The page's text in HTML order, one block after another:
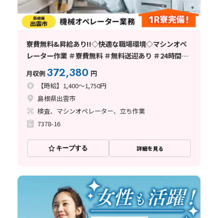
寮費無料&昇給あり!!◇快適な職場環境◇マシンオペ
レーター作業 ＃寮費無料 ＃無料送迎あり ＃24時間食
堂完備 ＃男性活躍中 ＜島根県出雲市＞
月収例 372,380 円
【時給】1,400～1,750円
島根県出雲市
検査、マシンオペレーター、立ち作業
7378-16
キープする 詳細を見る